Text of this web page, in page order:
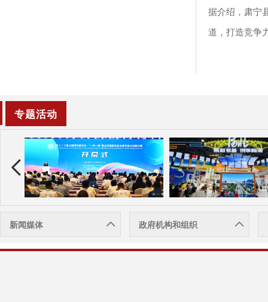
据介绍，肃宁
道，打造竞争
专题活动
新闻媒体 政府机构和组织